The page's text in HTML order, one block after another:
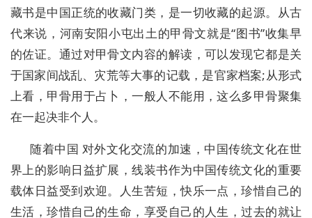
藏书是中国正统的收藏门类，是一切收藏的起源。从古
代来说，河南安阳小屯出土的甲骨文就是“图书”收集早
的佐证。通过对甲骨文内容的解读，可以发现它都是关
于国家间战乱、灾荒等大事的记载，是官家档案;从形式
上看，甲骨用于占卜，一般人不能用，这么多甲骨聚集
在一起决非个人。
随着中国 对外文化交流的加速，中国传统文化在世
界上的影响日益扩展，线装书作为中国传统文化的重要
载体日益受到欢迎。人生苦短，快乐一点，珍惜自己的
生活，珍惜自己的生命，享受自己的人生，过去的就让